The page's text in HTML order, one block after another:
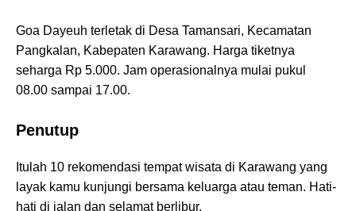
Goa Dayeuh terletak di Desa Tamansari, Kecamatan
Pangkalan, Kabepaten Karawang. Harga tiketnya
seharga Rp 5.000. Jam operasionalnya mulai pukul
08.00 sampai 17.00.
Penutup
Itulah 10 rekomendasi tempat wisata di Karawang yang
layak kamu kunjungi bersama keluarga atau teman. Hati-
hati di jalan dan selamat berlibur.